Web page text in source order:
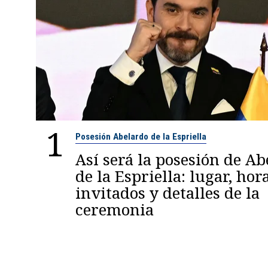
1 Posesión Abelardo de la Espriella
Así será la posesión de
de la Espriella: lugar,
invitados y detalles de la
ceremonia